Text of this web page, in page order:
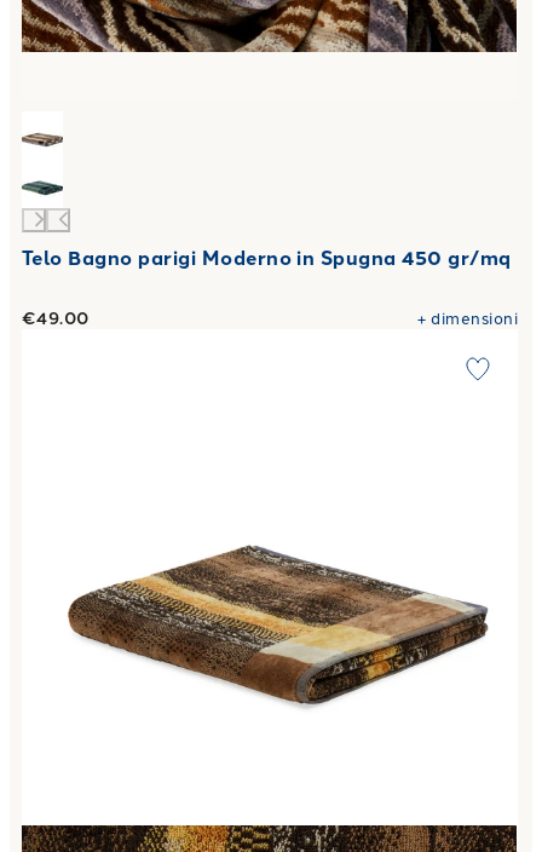
Telo Bagno parigi Moderno in Spugna 450 gr/mq
€49.00 +dimensioni